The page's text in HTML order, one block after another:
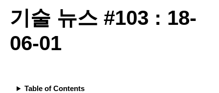
기술 뉴스 #103 : 18-
06-01
Table of Contents